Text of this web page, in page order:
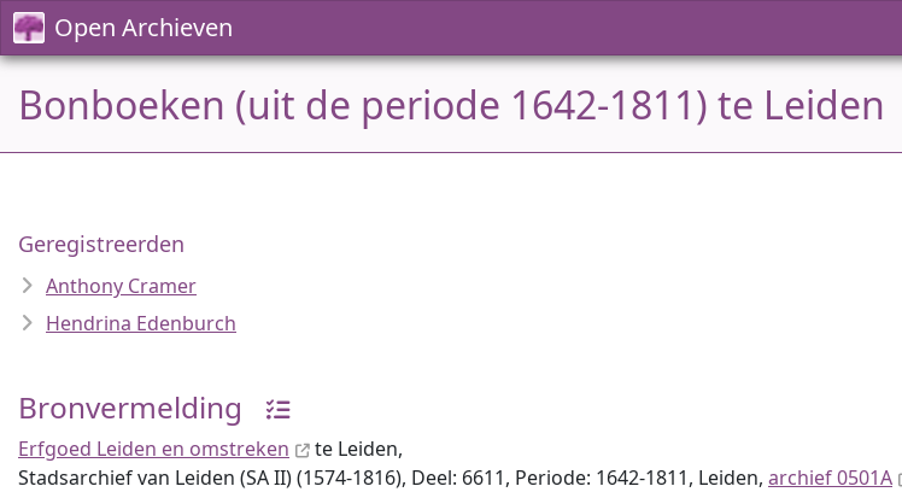
Open Archieven
Bonboeken (uit de periode 1642-1811) te Leiden
Geregistreerden
Anthony Cramer
Hendrina Edenburch
Bronvermelding
Erfgoed Leiden en omstreken
te Leiden,
Stadsarchief van Leiden (SA II) (1574-1816), Deel: 6611, Periode: 1642-1811, Leiden, archief 0501A